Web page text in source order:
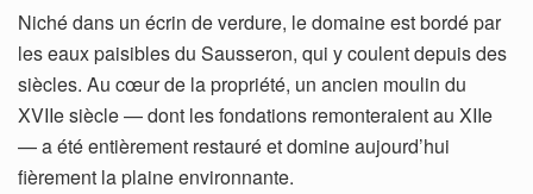
Niché dans un écrin de verdure, le domaine est bordé par
les eaux paisibles du Sausseron, qui y coulent depuis des
siècles. Au cœur de la propriété, un ancien moulin du
XVIIe siècle — dont les fondations remonteraient au XIIe
— a été entièrement restauré et domine aujourd’hui
fièrement la plaine environnante.